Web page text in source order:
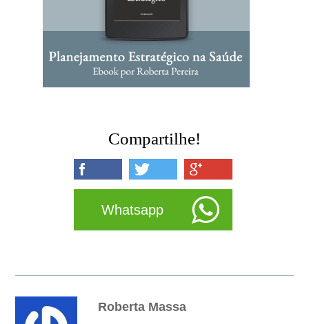
Compartilhe!
Whatsapp
Roberta Massa